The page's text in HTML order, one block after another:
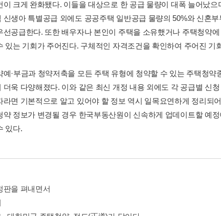
이 크게 완화됐다. 이들을 대상으로 한 공급 물량이 대폭 늘어났
신생아 특별공급 외에도 공공주택 일반공급 물량의 50%와 신혼
선공급한다. 또한 배우자나 본인이 주택을 소유했거나 주택청약
있는 기회가 주어진다. 구체적인 자격조건을 확인하여 주어진 기
예·부금과 청약저축을 모든 주택 유형에 청약할 수 있는 주택청
더욱 다양해졌다. 이와 같은 최신 개정 내용 외에도 각 공급별 신
라면 기본적으로 알고 있어야 할 정보 역시 일목요연하게 정리되
약 정보가 변경될 경우 한국부동산원이 신속하게 업데이트할 예
있다.
판을 펴내면서